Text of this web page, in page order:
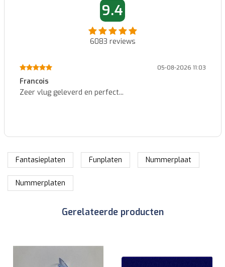
9.4
6083 reviews
en perfect...
Fantasieplaten Funplaten Nummerplaat
Nummerplaten
Gerelateerde producten